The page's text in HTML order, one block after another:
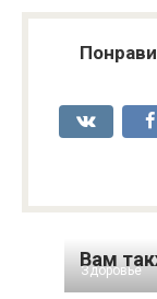
Вам
Здоровье